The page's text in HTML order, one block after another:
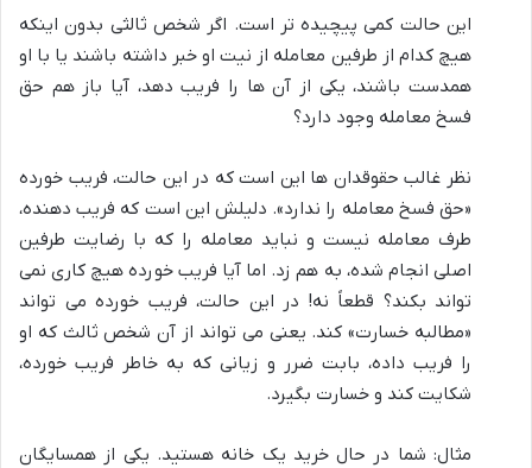
این حالت کمی پیچیده تر است. اگر شخص ثالثی بدون اینکه
هیچ کدام از طرفین معامله از نیت او خبر داشته باشند یا با او
همدست باشند، یکی از آن ها را فریب دهد، آیا باز هم حق
فسخ معامله وجود دارد؟
نظر غالب حقوقدان ها این است که در این حالت، فریب خورده
«حق فسخ معامله را ندارد». دلیلش این است که فریب دهنده،
طرف معامله نیست و نباید معامله را که با رضایت طرفین
اصلی انجام شده، به هم زد. اما آیا فریب خورده هیچ کاری نمی
تواند بکند؟ قطعاً نه! در این حالت، فریب خورده می تواند
«مطالبه خسارت» کند. یعنی می تواند از آن شخص ثالث که او
را فریب داده، بابت ضرر و زیانی که به خاطر فریب خورده،
شکایت کند و خسارت بگیرد.
مثال: شما در حال خرید یک خانه هستید. یکی از همسایگان